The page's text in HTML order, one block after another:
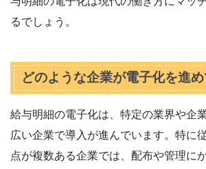
るでしょう。
どのような企業が電子化を進
給与明細の電子化は、特定の業界や企
広い企業で導入が進んでいます。特に
点が複数ある企業では、配布や管理に